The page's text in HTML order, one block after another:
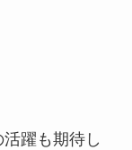
躍も期待し